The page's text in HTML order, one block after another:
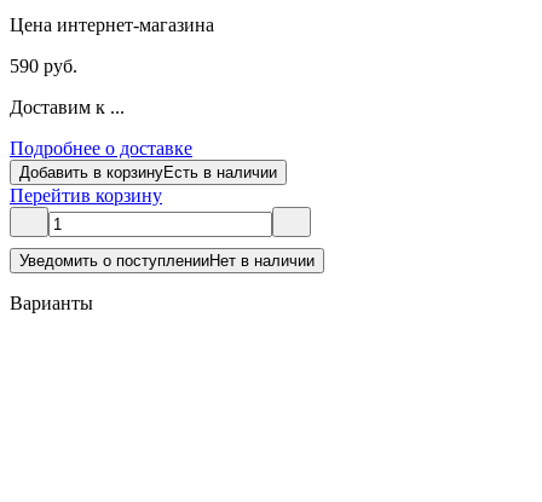
Цена интернет-магазина
590 руб.
Доставим к ...
Подробнее о доставке
Добавить в корзинуЕсть в наличии
Перейтив корзину
Уведомить о поступленииНет в наличии
Варианты